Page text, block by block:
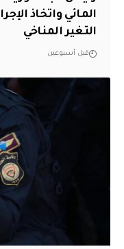
المائي واتخاذ
التغير المناخي
قبل أسبوعين